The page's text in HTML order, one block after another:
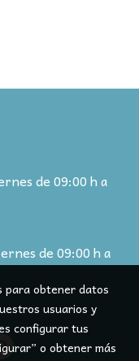
de 09:00 h a
de 09:00 h a
para obtener datos
usuarios y
configurar tus
o obtener más